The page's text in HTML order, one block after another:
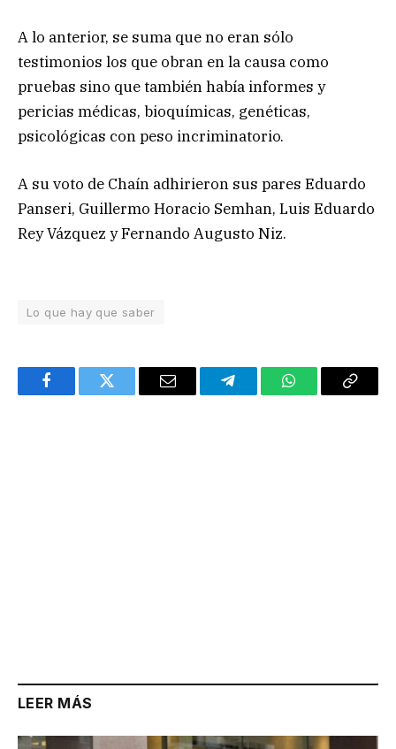
A lo anterior, se suma que no eran sólo
testimonios los que obran en la causa como
pruebas sino que también había informes y
pericias médicas, bioquímicas, genéticas,
psicológicas con peso incriminatorio.
A su voto de Chaín adhirieron sus pares Eduardo
Panseri, Guillermo Horacio Semhan, Luis Eduardo
Rey Vázquez y Fernando Augusto Niz.
Lo que hay que saber
FacebookTwitter Email TelegramWhatsAppCopy
LEER MÁS